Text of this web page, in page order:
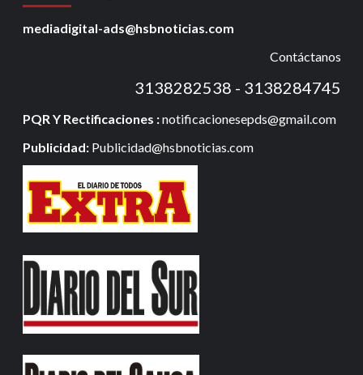
mediadigital-ads@hsbnoticias.com
Contáctanos
3138282538 - 3138284745
PQR Y Rectificaciones :notificacionesepds@gmail.com
Publicidad: Publicidad@hsbnoticias.com